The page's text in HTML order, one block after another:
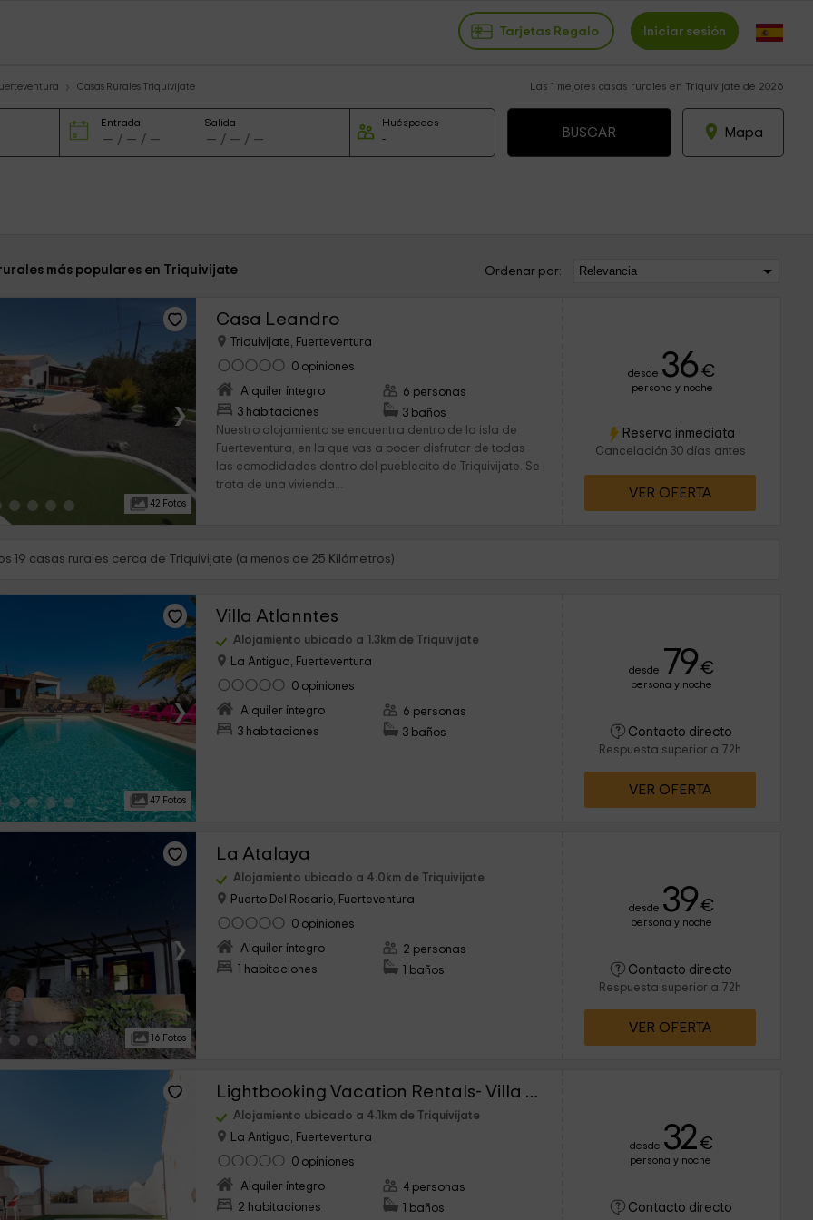
Tarjetas Regalo Iniciar sesión
Casas Rurales Triquivijate Las 1 mejores casas rurales en Triquivijate de 2026
Entrada Salida Huéspedes
Mapa
más populares en Triquivijate Ordenar por:
›
42 Fotos
Casa Leandro
Triquivijate, Fuerteventura
0 opiniones
Alquiler íntegro
3 habitaciones
6 personas
3 baños
Nuestro alojamiento se encuentra dentro de la isla de
Fuerteventura, en la que vas a poder disfrutar de todas
las comodidades dentro del pueblecito de Triquivijate. Se
trata de una vivienda...
desde 36 €
persona y noche
Reserva inmediata
Cancelación 30 días antes
VER OFERTA
19 casas rurales cerca de Triquivijate (a menos de 25 Kilómetros)
›
47 Fotos
Villa Atlanntes
Alojamiento ubicado a 1.3km de Triquivijate
La Antigua, Fuerteventura
0 opiniones
Alquiler íntegro
3 habitaciones
6 personas
3 baños
desde 79€
persona y noche
Contacto directo
Respuesta superior a 72h
VER OFERTA
›
16 Fotos
La Atalaya
Alojamiento ubicado a 4.0km de Triquivijate
Puerto Del Rosario, Fuerteventura
0 opiniones
Alquiler íntegro
1 habitaciones
2 personas
1 baños
desde 39€
persona y noche
Contacto directo
Respuesta superior a 72h
VER OFERTA
Lightbooking Vacation Rentals- Villa Antigua
Alojamiento ubicado a 4.1km de Triquivijate
La Antigua, Fuerteventura
0 opiniones
Alquiler íntegro
2 habitaciones
4 personas
1 baños
desde 32€
persona y noche
Contacto directo